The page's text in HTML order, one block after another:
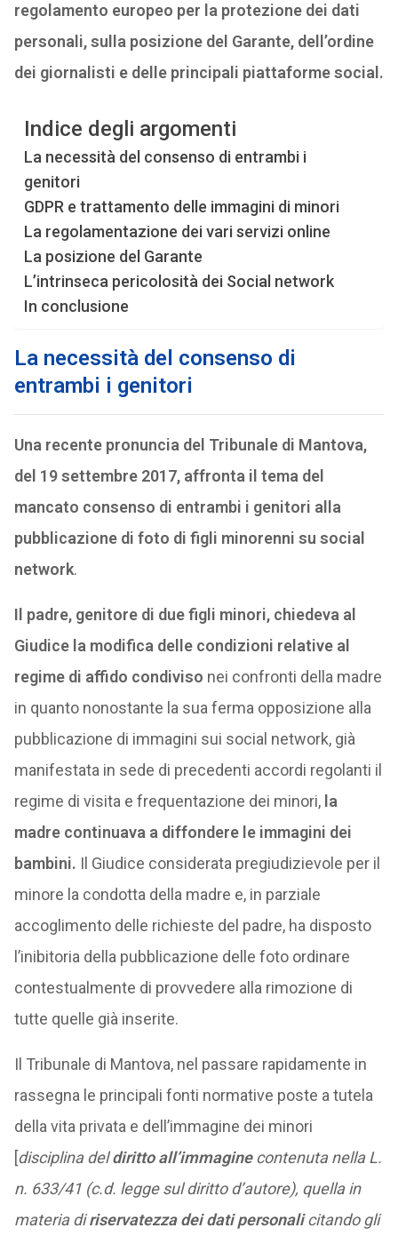
regolamento europeo per la protezione dei dati
personali, sulla posizione del Garante, dell’ordine
dei giornalisti e delle principali piattaforme social.
Indice degli argomenti
La necessità del consenso di entrambi i
genitori
GDPR e trattamento delle immagini di minori
La regolamentazione dei vari servizi online
La posizione del Garante
L’intrinseca pericolosità dei Social network
In conclusione
La necessità del consenso di
entrambi i genitori
Una recente pronuncia del Tribunale di Mantova,
del 19 settembre 2017, affronta il tema del
mancato consenso di entrambi i genitori alla
pubblicazione di foto di figli minorenni su social
network.
Il padre, genitore di due figli minori, chiedeva al
Giudice la modifica delle condizioni relative al
regime di affido condiviso nei confronti della madre
in quanto nonostante la sua ferma opposizione alla
pubblicazione di immagini sui social network, già
manifestata in sede di precedenti accordi regolanti il
regime di visita e frequentazione dei minori, la
madre continuava a diffondere le immagini dei
bambini. Il Giudice considerata pregiudizievole per il
minore la condotta della madre e, in parziale
accoglimento delle richieste del padre, ha disposto
l’inibitoria della pubblicazione delle foto ordinare
contestualmente di provvedere alla rimozione di
tutte quelle già inserite.
Il Tribunale di Mantova, nel passare rapidamente in
rassegna le principali fonti normative poste a tutela
della vita privata e dell’immagine dei minori
[disciplina deldiritto all’immaginecontenuta nella L.
n. 633/41 (c.d. legge sul diritto d’autore), quella in
materia diriservatezza dei dati personalicitando gli